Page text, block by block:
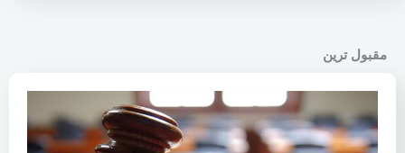
مقبول ترین